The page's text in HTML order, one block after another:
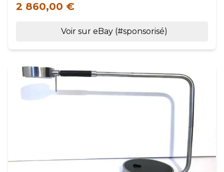
2 860,00 €
Voir sur eBay (#sponsorisé)